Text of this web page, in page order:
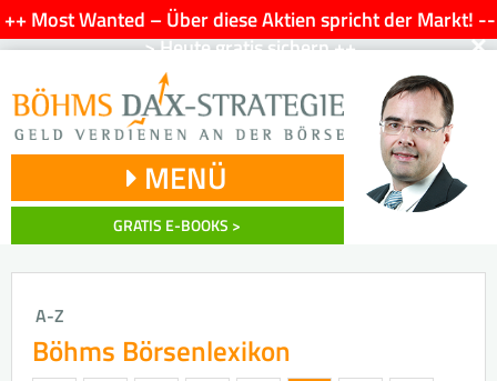
++ Most Wanted – Über diese Aktien spricht der Markt! --
> Heute gratis sichern ++
×
MENÜ
GRATIS E-BOOKS >
A-Z
Böhms Börsenlexikon